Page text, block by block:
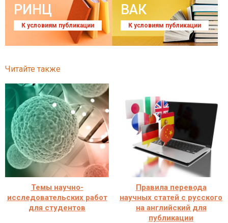
РИНЦ
К условиям публикации
ВАК
К условиям публикации
Читайте также
Темы научно-
исследовательских работ
для студентов
Правила перевода
научных статей с русского
на английский для
публикации